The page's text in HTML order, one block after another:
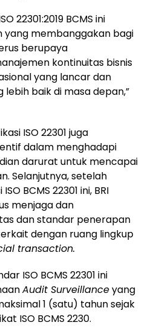
22301:2019 BCMS ini
membanggakan bagi
berupaya
kontinuitas bisnis
yang lancar dan
baik di masa depan,”
ISO 22301 juga
dalam menghadapi
darurat untuk mencapai
Selanjutnya, setelah
BCMS 22301 ini, BRI
menjaga dan
dan standar penerapan
dengan ruang lingkup
transaction.
ISO BCMS 22301 ini
Audit Surveillanceyang
1 (satu) tahun sejak
ISO BCMS 2230.